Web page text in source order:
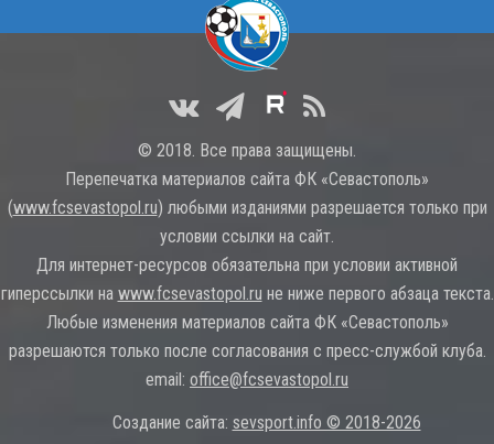
© 2018. Все права защищены.
Перепечатка материалов сайта ФК «Севастополь»
(www.fcsevastopol.ru) любыми изданиями разрешается только при
условии ссылки на сайт.
Для интернет-ресурсов обязательна при условии активной
гиперссылки на www.fcsevastopol.ru не ниже первого абзаца текста.
Любые изменения материалов сайта ФК «Севастополь»
разрешаются только после согласования с пресс-службой клуба.
email: office@fcsevastopol.ru
Создание сайта: sevsport.info © 2018-2026